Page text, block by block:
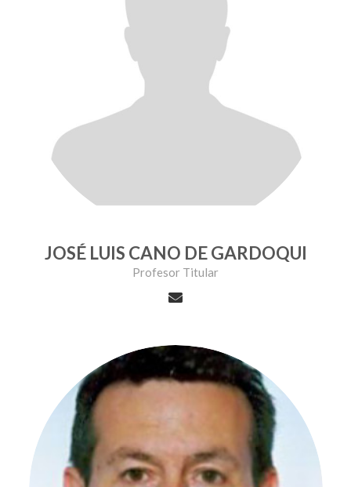
JOSÉ LUIS CANO DE GARDOQUI
Profesor Titular